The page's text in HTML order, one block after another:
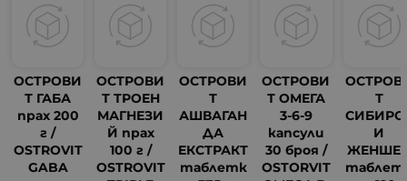
ОСТРОВИ
Т ГАБА
прах 200
г /
OSTROVIT
GABA
ОСТРОВИ
Т ТРОЕН
МАГНЕЗИ
Й прах
100 г /
OSTROVIT
ОСТРОВИ
Т
АШВАГАН
ДА
ЕКСТРАКТ
таблетк
ОСТРОВИ
Т ОМЕГА
3-6-9
капсули
30 броя /
OSTORVIT
Т
И